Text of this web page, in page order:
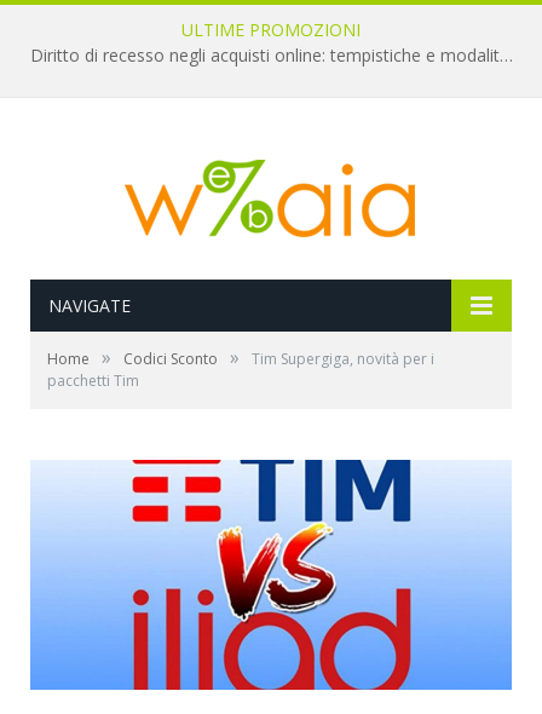
ULTIME PROMOZIONI
Diritto di recesso negli acquisti online: tempistiche e modalità per il rimborso
NAVIGATE
Home » Codici Sconto »
Tim Supergiga, novità per i
pacchetti Tim